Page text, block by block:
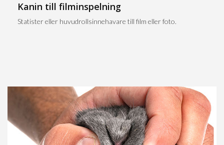
Kanin till filminspelning
Statister eller huvudrollsinnehavare till film eller foto.